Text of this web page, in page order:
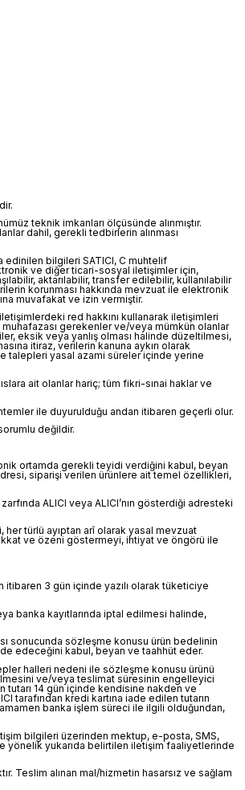
teknik imkanları ölçüsünde alınmıştır.
dahil, gerekli tedbirlerin alınması
edinilen bilgileri SATICI, C muhtelif
ve diğer ticari-sosyal iletişimler için,
aktarılabilir, transfer edilebilir, kullanılabilir
korunması hakkında mevzuat ile elektronik
muvafakat ve izin vermiştir.
red hakkını kullanarak iletişimleri
gerekenler ve/veya mümkün olanlar
eksik veya yanlış olması halinde düzeltilmesi,
itiraz, verilerin kanuna aykırı olarak
talepleri yasal azami süreler içinde yerine
ait olanlar hariç; tüm fikri-sınai haklar ve
ile duyurulduğu andan itibaren geçerli olur.
değildir.
ortamda gerekli teyidi verdiğini kabul, beyan
siparişi verilen ürünlere ait temel özellikleri,
ALICI veya ALICI’nın gösterdiği adresteki
türlü ayıptan arî olarak yasal mevzuat
ve özeni göstermeyi, ihtiyat ve öngörü ile
3 gün içinde yazılı olarak tüketiciye
banka kayıtlarında iptal edilmesi halinde,
sonucunda sözleşme konusu ürün bedelinin
edeceğini kabul, beyan ve taahhüt eder.
halleri nedeni ile sözleşme konusu ürünü
ve/veya teslimat süresinin engelleyici
tutarı 14 gün içinde kendisine nakden ve
tarafından kredi kartına iade edilen tutarın
banka işlem süreci ile ilgili olduğundan,
bilgileri üzerinden mektup, e-posta, SMS,
yönelik yukarıda belirtilen iletişim faaliyetlerinde
Teslim alınan mal/hizmetin hasarsız ve sağlam